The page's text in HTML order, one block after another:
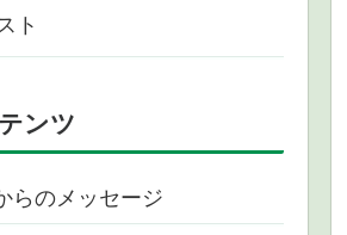
ト
ンツ
らのメッセージ